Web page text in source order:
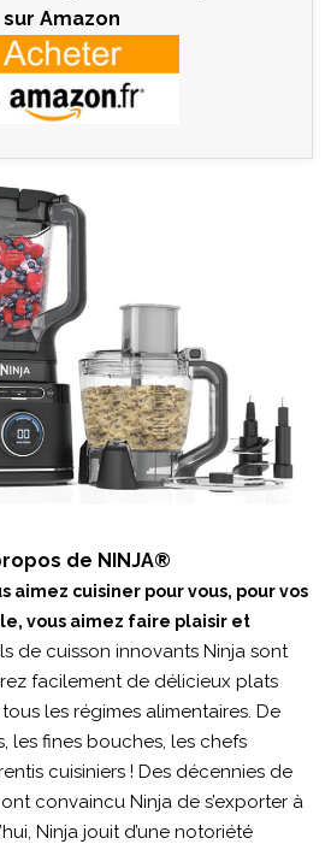
sur Amazon
de NINJA®
aimez cuisiner pour vous, pour vos
vous aimez faire plaisir et
de cuisson innovants Ninja sont
facilement de délicieux plats
les régimes alimentaires. De
les fines bouches, les chefs
cuisiniers ! Des décennies de
convaincu Ninja de s’exporter à
Ninja jouit d’une notoriété